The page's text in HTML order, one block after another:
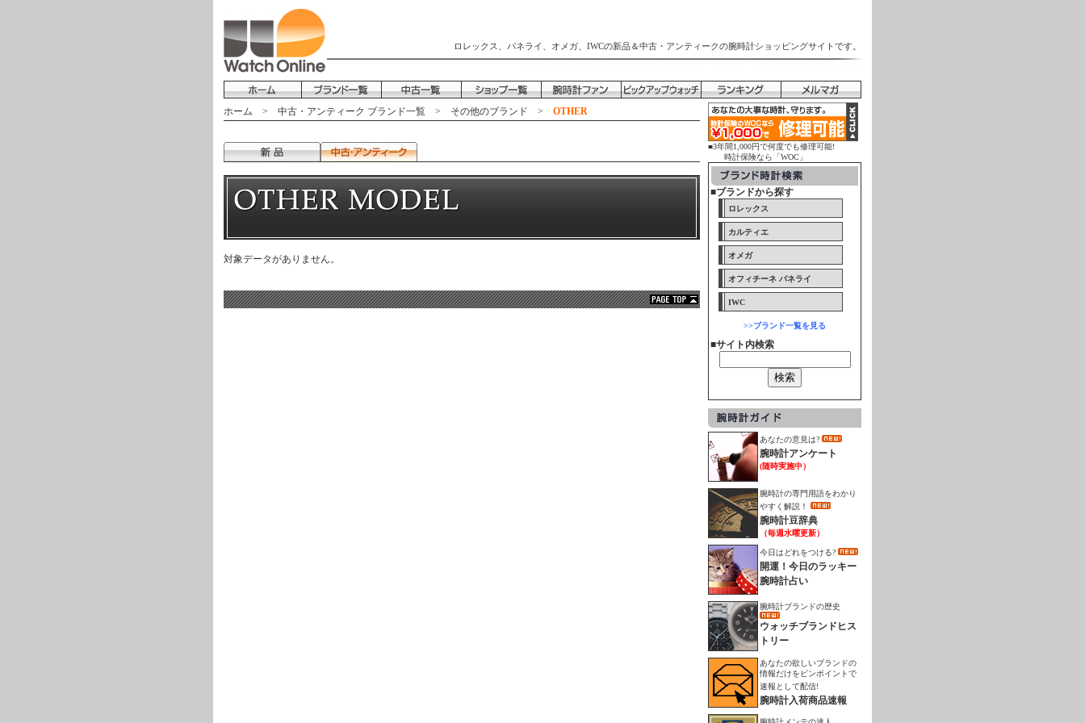
ロレックス、パネライ、オメガ、IWCの新品＆中古・アンティークの腕時計ショッピングサイトです。
ホーム > 中古・アンティーク ブランド一覧 > その他のブランド > OTHER
対象データがありません。
■3年間1,000円で何度でも修理可能!
時計保険なら「WOC」
■ブランドから探す
ロレックス
カルティエ
オメガ
オフィチーネ パネライ
IWC
>>ブランド一覧を見る
■サイト内検索
あなたの意見は?
腕時計アンケート
(随時実施中）
腕時計の専門用語をわかり
やすく解説！
腕時計豆辞典
（毎週水曜更新）
今日はどれをつける?
開運！今日のラッキー
腕時計占い
腕時計ブランドの歴史
ウォッチブランドヒス
トリー
あなたの欲しいブランドの
情報だけをピンポイントで
速報として配信!
腕時計入荷商品速報